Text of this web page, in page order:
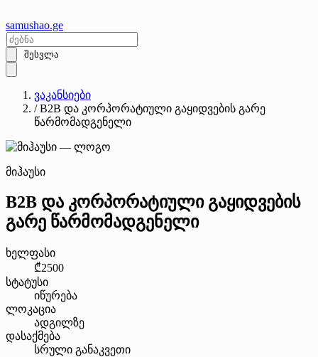
samushao.ge
შესვლა
ვაკანსიები
/ B2B და კორპორატიული გაყიდვების გარე
წარმომადგენელი
მიჰაუსი
B2B და კორპორატიული გაყიდვების
გარე წარმომადგენელი
ხელფასი
₾2500
სტატუსი
იწურება
ლოკაცია
ადგილზე
დასაქმება
სრული განაკვეთი